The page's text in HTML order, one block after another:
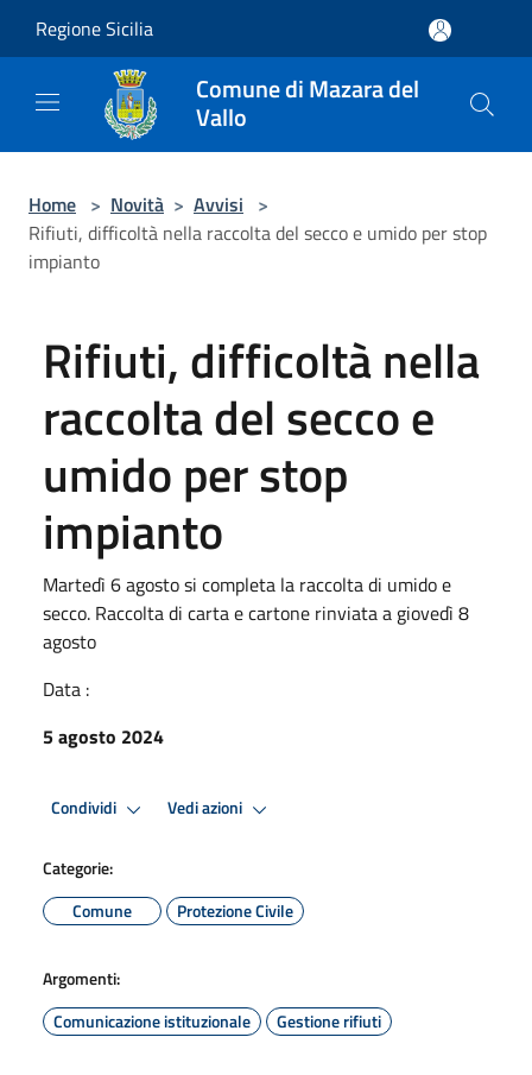
Regione Sicilia
Comune di Mazara del
Vallo
Home > Novità > Avvisi >
Rifiuti, difficoltà nella raccolta del secco e umido per stop
impianto
Rifiuti, difficoltà nella
raccolta del secco e
umido per stop
impianto
Martedì 6 agosto si completa la raccolta di umido e
secco. Raccolta di carta e cartone rinviata a giovedì 8
agosto
Data :
5 agosto 2024
Condividi Vedi azioni
Categorie:
Comune
Protezione Civile
Argomenti:
Comunicazione istituzionale
Gestione rifiuti